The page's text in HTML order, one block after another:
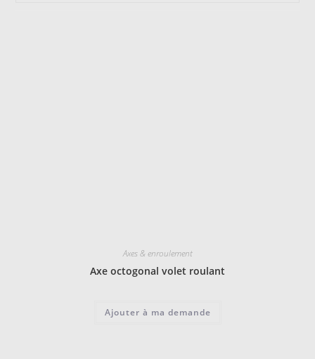
Axes & enroulement
Axe octogonal volet roulant
Ajouter à ma demande